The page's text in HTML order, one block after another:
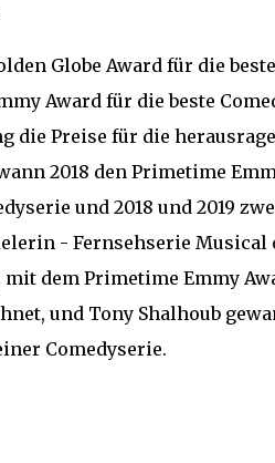
Globe Award für die beste
Award für die beste
die Preise für die
2018 den Primetime
und 2018 und 2019
- Fernsehserie Musical
mit dem Primetime Emmy
und Tony Shalhoub
Comedyserie.